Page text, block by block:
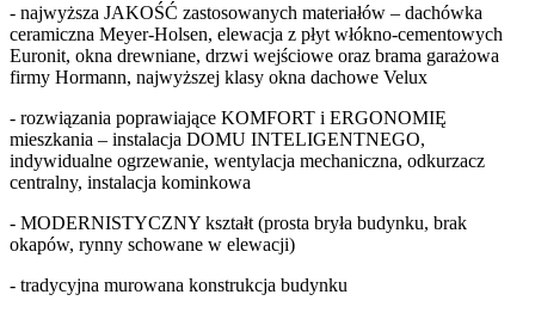
- najwyższa JAKOŚĆ zastosowanych materiałów – dachówka
ceramiczna Meyer-Holsen, elewacja z płyt włókno-cementowych
Euronit, okna drewniane, drzwi wejściowe oraz brama garażowa
firmy Hormann, najwyższej klasy okna dachowe Velux
- rozwiązania poprawiające KOMFORT i ERGONOMIĘ
mieszkania – instalacja DOMU INTELIGENTNEGO,
indywidualne ogrzewanie, wentylacja mechaniczna, odkurzacz
centralny, instalacja kominkowa
- MODERNISTYCZNY kształt (prosta bryła budynku, brak
okapów, rynny schowane w elewacji)
- tradycyjna murowana konstrukcja budynku